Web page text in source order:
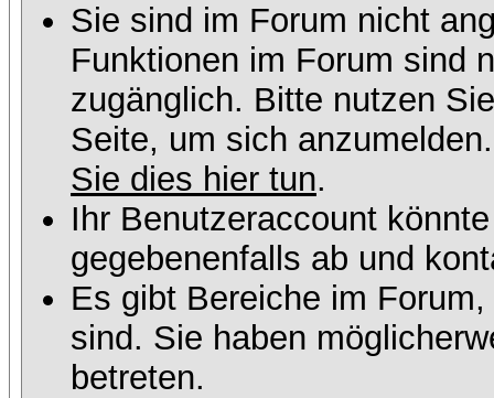
Sie sind im Forum nicht
Funktionen im Forum sind
zugänglich. Bitte nutzen
Seite, um sich
Sie dies hier tun.
Ihr Benutzeraccount
gegebenenfalls ab und
Es gibt Bereiche im
sind. Sie haben
betreten.